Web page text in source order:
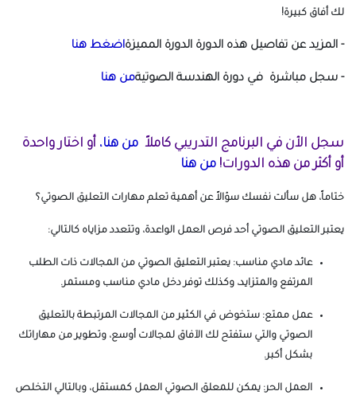
لك أفاق كبيرة!
- المزيد عن تفاصيل هذه الدورة الدورة المميزةاضغط هنا
- سجل مباشرة في دورة الهندسة الصوتيةمن هنا
سجل الأن في البرنامج التدريبي كاملاً من هنا، أو اختار واحدة
أو أكثر من هذه الدورات! من هنا
ختاماً، هل سألت نفسك سؤالاً عن أهمية تعلم مهارات التعليق الصوتي؟
يعتبر التعليق الصوتي أحد فرص العمل الواعدة، وتتعدد مزاياه كالتالي:
عائد مادي مناسب: يعتبر التعليق الصوتي من المجالات ذات الطلب
المرتفع والمتزايد، وكذلك توفر دخل مادي مناسب ومستمر.
عمل ممتع: ستخوض في الكثير من المجالات المرتبطة بالتعليق
الصوتي والتي ستفتح لك الآفاق لمجالات أوسع، وتطوير من مهاراتك
بشكل أكبر.
العمل الحر: يمكن للمعلق الصوتي العمل كمستقل، وبالتالي التخلص